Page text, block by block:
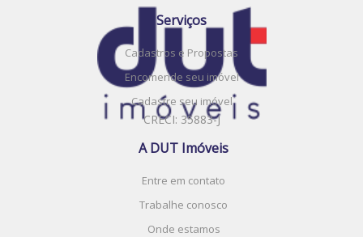
CRECI: 35883-J
Serviços
Cadastros e Propostas
Encomende seu imóvel
Cadastre seu imóvel
A DUT Imóveis
Entre em contato
Trabalhe conosco
Onde estamos